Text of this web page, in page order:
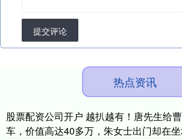
提交评论
热点资讯
股票配资公司开户 越扒越有！唐先生给
车，价值高达40多万，朱女士出门却在